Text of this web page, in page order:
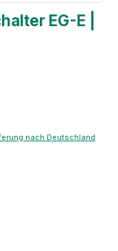
EG-E |
nach Deutschland